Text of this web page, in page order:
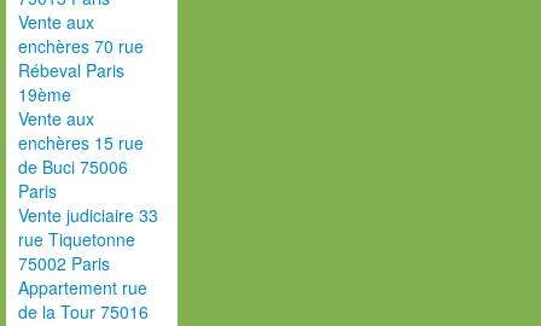
Vente aux
enchères 70 rue
Rébeval Paris
19ème
Vente aux
enchères 15 rue
de Buci 75006
Paris
Vente judiciaire 33
rue Tiquetonne
75002 Paris
Appartement rue
de la Tour 75016